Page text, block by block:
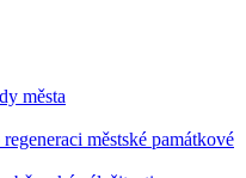
města
městské památkové